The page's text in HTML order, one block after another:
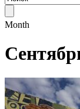
Month